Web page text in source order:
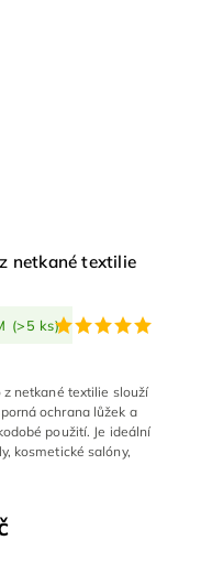
netkané textilie
(>5 ks)
z netkané textilie slouží
ochrana lůžek a
použití. Je ideální
kosmetické salóny,